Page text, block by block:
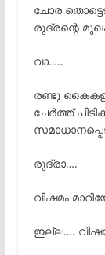
ചോര
രുദ്രന്റെ
വാ…..
രണ്ടു
ചേർത്ത്
രുദ്രാ….
വിഷമം
ഇല്ല….